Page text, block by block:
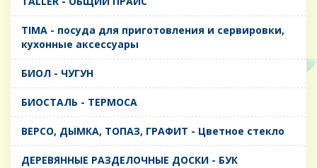
TIMA - посуда для приготовления и сервировки,
кухонные аксессуары
БИОЛ - ЧУГУН
БИОСТАЛЬ - ТЕРМОСА
ВЕРСО, ДЫМКА, ТОПАЗ, ГРАФИТ - Цветное стекло
ДЕРЕВЯННЫЕ РАЗДЕЛОЧНЫЕ ДОСКИ - БУК